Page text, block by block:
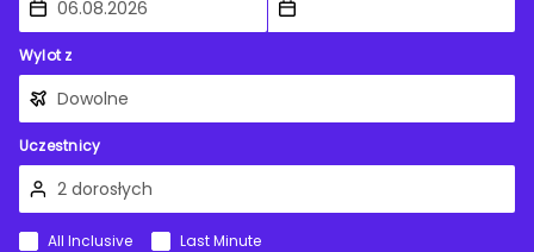
Wylot z
Uczestnicy
All Inclusive Last Minute